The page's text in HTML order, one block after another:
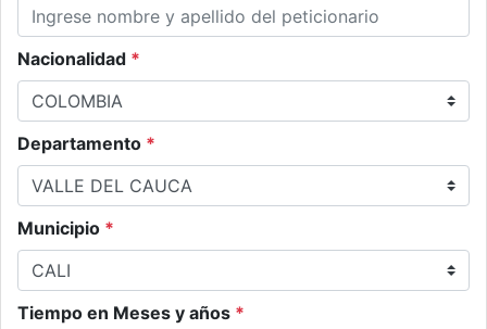
Nacionalidad *
Departamento *
Municipio *
Tiempo en Meses y años *